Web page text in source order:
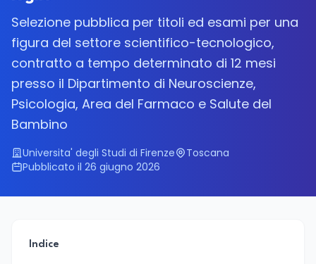
Selezione pubblica per titoli ed esami per una
figura del settore scientifico-tecnologico,
contratto a tempo determinato di 12 mesi
presso il Dipartimento di Neuroscienze,
Psicologia, Area del Farmaco e Salute del
Bambino
Universita' degli Studi di Firenze
Toscana
Pubblicato il 26 giugno 2026
Indice